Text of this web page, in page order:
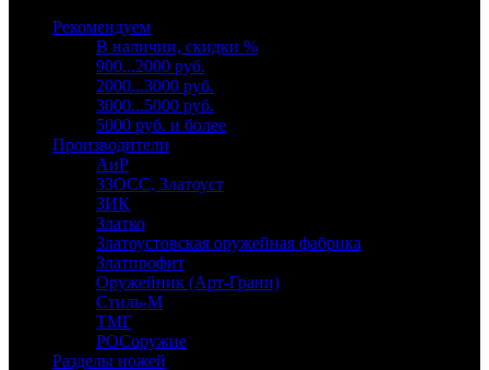
Рекомендуем
В наличии, скидки %
900...2000 руб.
2000...3000 руб.
3000...5000 руб.
5000 руб. и более
Производители
АиР
ЗЗОСС, Златоуст
ЗИК
Златко
Златоустовская оружейная фабрика
Златпрофит
Оружейник (Арт-Грани)
Стиль-М
ТМГ
РОСоружие
Разделы ножей